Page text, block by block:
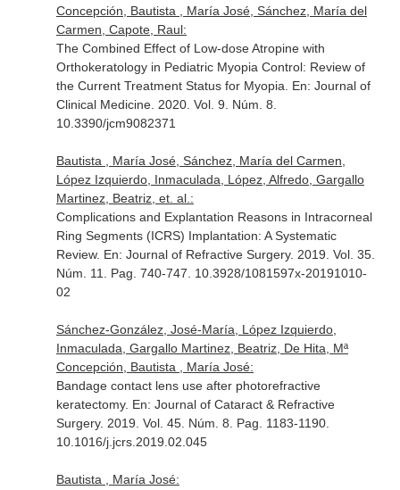
Concepción, Bautista , María José, Sánchez, María del
Carmen, Capote, Raul:
The Combined Effect of Low-dose Atropine with
Orthokeratology in Pediatric Myopia Control: Review of
the Current Treatment Status for Myopia. En: Journal of
Clinical Medicine. 2020. Vol. 9. Núm. 8.
10.3390/jcm9082371
Bautista , María José, Sánchez, María del Carmen,
López Izquierdo, Inmaculada, López, Alfredo, Gargallo
Martinez, Beatriz, et. al.:
Complications and Explantation Reasons in Intracorneal
Ring Segments (ICRS) Implantation: A Systematic
Review. En: Journal of Refractive Surgery. 2019. Vol. 35.
Núm. 11. Pag. 740-747. 10.3928/1081597x-20191010-
02
Sánchez-González, José-María, López Izquierdo,
Inmaculada, Gargallo Martinez, Beatriz, De Hita, Mª
Concepción, Bautista , María José:
Bandage contact lens use after photorefractive
keratectomy. En: Journal of Cataract & Refractive
Surgery. 2019. Vol. 45. Núm. 8. Pag. 1183-1190.
10.1016/j.jcrs.2019.02.045
Bautista , María José: